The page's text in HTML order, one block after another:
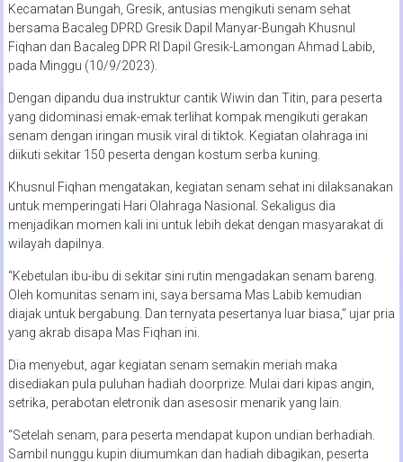
Kecamatan Bungah, Gresik, antusias mengikuti senam sehat
bersama Bacaleg DPRD Gresik Dapil Manyar-Bungah Khusnul
Fiqhan dan Bacaleg DPR RI Dapil Gresik-Lamongan Ahmad Labib,
pada Minggu (10/9/2023).
Dengan dipandu dua instruktur cantik Wiwin dan Titin, para peserta
yang didominasi emak-emak terlihat kompak mengikuti gerakan
senam dengan iringan musik viral di tiktok. Kegiatan olahraga ini
diikuti sekitar 150 peserta dengan kostum serba kuning.
Khusnul Fiqhan mengatakan, kegiatan senam sehat ini dilaksanakan
untuk memperingati Hari Olahraga Nasional. Sekaligus dia
menjadikan momen kali ini untuk lebih dekat dengan masyarakat di
wilayah dapilnya.
“Kebetulan ibu-ibu di sekitar sini rutin mengadakan senam bareng.
Oleh komunitas senam ini, saya bersama Mas Labib kemudian
diajak untuk bergabung. Dan ternyata pesertanya luar biasa,” ujar pria
yang akrab disapa Mas Fiqhan ini.
Dia menyebut, agar kegiatan senam semakin meriah maka
disediakan pula puluhan hadiah doorprize. Mulai dari kipas angin,
setrika, perabotan eletronik dan asesosir menarik yang lain.
“Setelah senam, para peserta mendapat kupon undian berhadiah.
Sambil nunggu kupin diumumkan dan hadiah dibagikan, peserta